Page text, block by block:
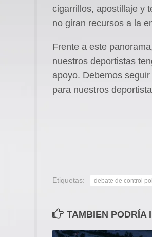
cigarrillos, apostillaje y
no giran recursos a la
Frente a este
nuestros deportistas
apoyo. Debemos
para nuestros
Etiquetas: debate de control
TAMBIEN PODRÍA